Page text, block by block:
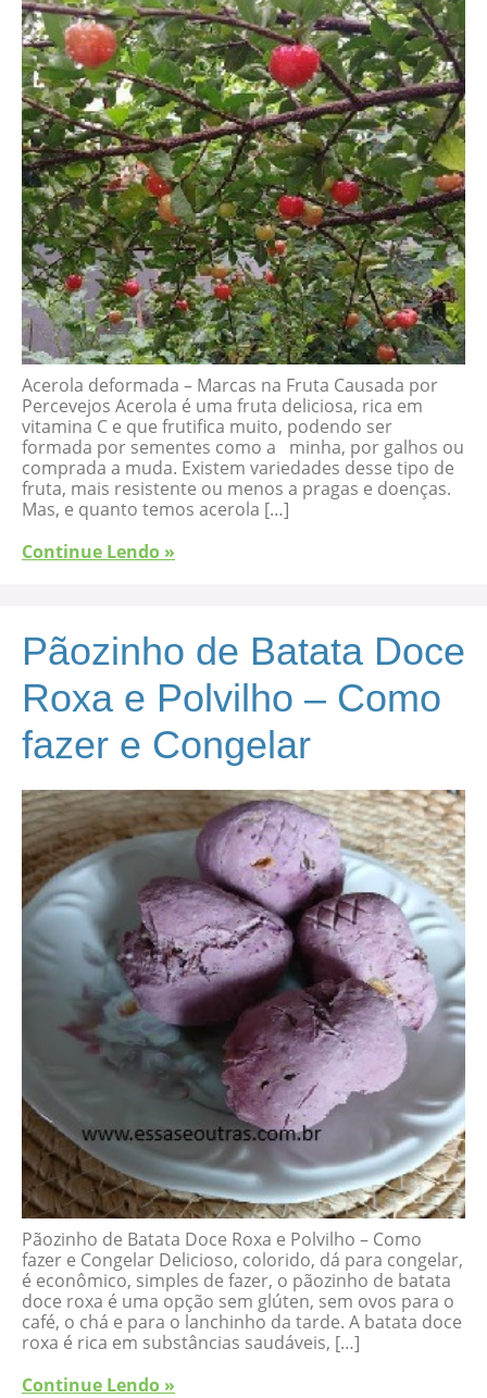
Acerola deformada – Marcas na Fruta Causada por
Percevejos Acerola é uma fruta deliciosa, rica em
vitamina C e que frutifica muito, podendo ser
formada por sementes como a minha, por galhos ou
comprada a muda. Existem variedades desse tipo de
fruta, mais resistente ou menos a pragas e doenças.
Mas, e quanto temos acerola […]
Continue Lendo »
Pãozinho de Batata Doce
Roxa e Polvilho – Como
fazer e Congelar
Pãozinho de Batata Doce Roxa e Polvilho – Como
fazer e Congelar Delicioso, colorido, dá para congelar,
é econômico, simples de fazer, o pãozinho de batata
doce roxa é uma opção sem glúten, sem ovos para o
café, o chá e para o lanchinho da tarde. A batata doce
roxa é rica em substâncias saudáveis, […]
Continue Lendo »